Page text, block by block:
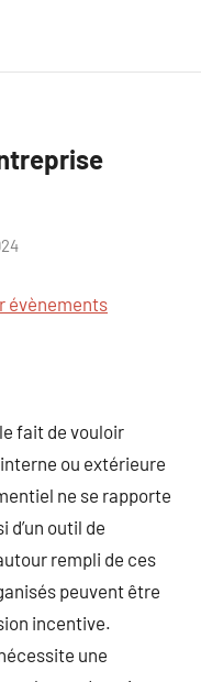
évènements
fait de vouloir
ou extérieure
ne se rapporte
d’un outil de
rempli de ces
peuvent être
incentive.
une